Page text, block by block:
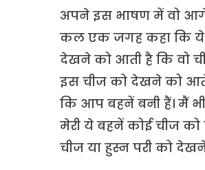
अपने इस भाषण में वो आगे
कल एक जगह कहा कि ये
देखने को आती है कि वो
इस चीज को देखने को आते
कि आप बहनें बनी हैं। मैं
मेरी ये बहनें कोई चीज
चीज या हुस्न परी को